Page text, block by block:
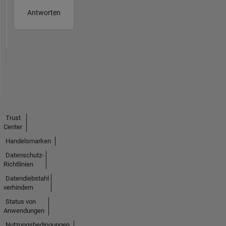
Antworten
Trust
Center
Handelsmarken
Datenschutz-
Richtlinien
Datendiebstahl
verhindern
Status von
Anwendungen